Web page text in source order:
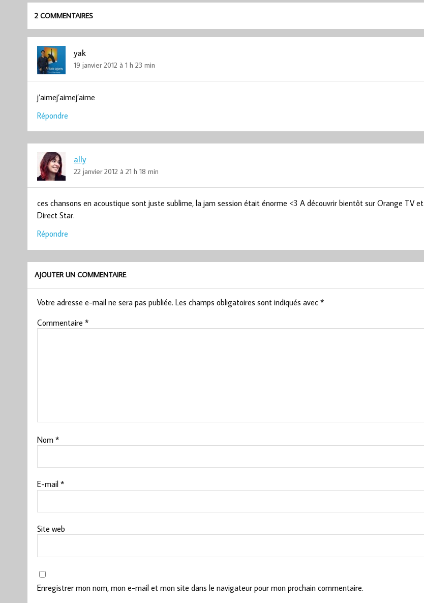
2 COMMENTAIRES
yak
19 janvier 2012 à 1 h 23 min
j’aimej’aimej’aime
Répondre
ally
22 janvier 2012 à 21 h 18 min
ces chansons en acoustique sont juste sublime, la jam session était énorme <3 A découvrir bientôt sur Orange TV et
Direct Star.
Répondre
AJOUTER UN COMMENTAIRE
Votre adresse e-mail ne sera pas publiée. Les champs obligatoires sont indiqués avec *
Commentaire *
Nom *
E-mail *
Site web
Enregistrer mon nom, mon e-mail et mon site dans le navigateur pour mon prochain commentaire.